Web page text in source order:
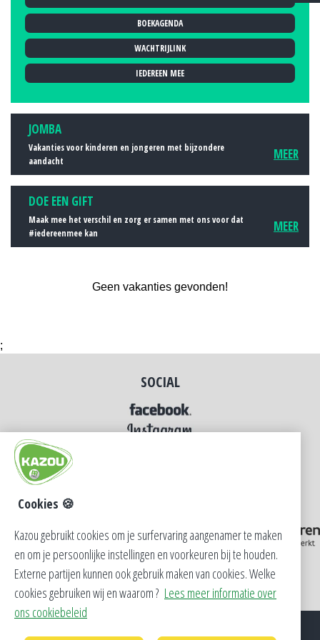
2011
2016
2017
2018
BOEKAGENDA
WACHTRIJLINK
IEDEREEN MEE
JOMBA
Vakanties voor kinderen en jongeren met bijzondere
aandacht
MEER
DOE EEN GIFT
Maak mee het verschil en zorg er samen met ons voor dat
#iedereenmee kan
MEER
Geen vakanties gevonden!
;
SOCIAL
Cookies 🍪
Kazou gebruikt cookies om je surfervaring aangenamer te maken
en om je persoonlijke instellingen en voorkeuren bij te houden.
Externe partijen kunnen ook gebruik maken van cookies. Welke
cookies gebruiken wij en waarom ? Lees meer informatie over
ons cookiebeleid